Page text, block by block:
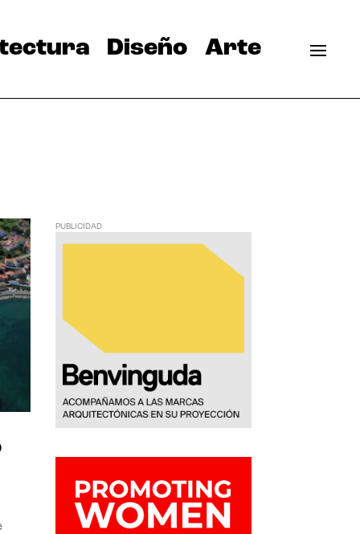
Diseño Arte
PUBLICIDAD